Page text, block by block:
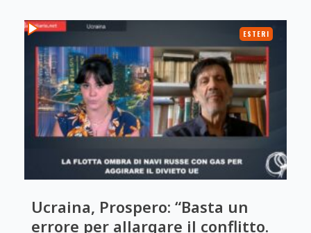
ESTERI
Ucraina, Prospero: “Basta un
errore per allargare il conflitto.